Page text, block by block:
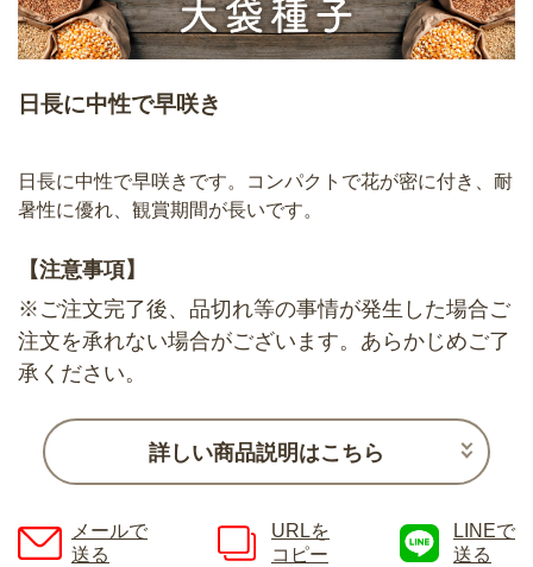
日長に中性で早咲き
日長に中性で早咲きです。コンパクトで花が密に付き、耐
暑性に優れ、観賞期間が長いです。
【注意事項】
※ご注文完了後、品切れ等の事情が発生した場合ご
注文を承れない場合がございます。あらかじめご了
承ください。
詳しい商品説明はこちら
メールで
送る
URLを
コピー
LINEで
送る